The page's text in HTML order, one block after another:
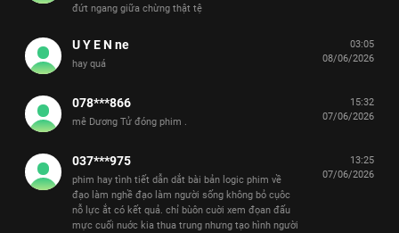
đứt ngang giữa chừng thật tệ
U Y E N ne
hay quá
03:05
08/06/2026
078***866
mê Dương Tử đóng phim .
15:32
07/06/2026
037***975
phim hay tình tiết dẫn dắt bài bản logic phim về
đạo làm nghề đạo làm người sống không bỏ cụôc
nỗ lực ắt có kết quả. chỉ bùôn cuời xem đọan đấu
mực cuối nuớc kia thua trung nhưng tạo hình người
13:25
07/06/2026